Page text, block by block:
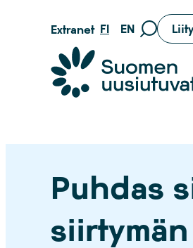
sisältöön
Extranet FI EN
Siirry
Suomen uusiutuvat ry
Puhdas